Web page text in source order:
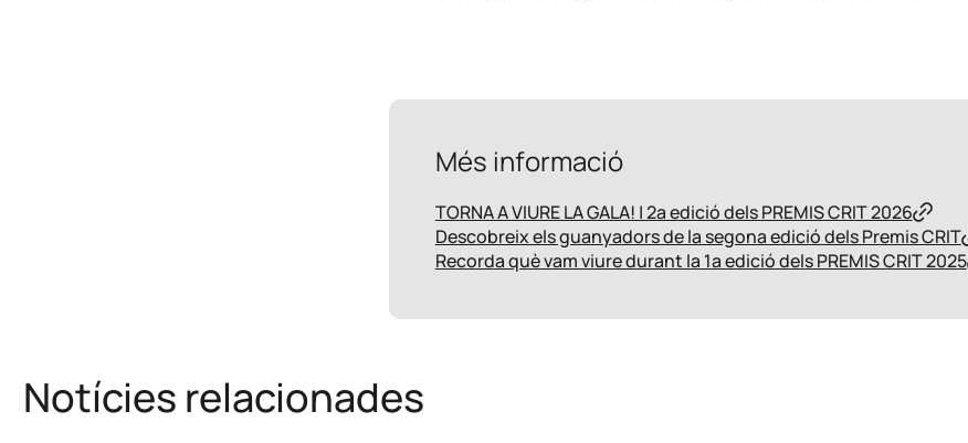
Més informació
TORNA A VIURE LA GALA! | 2a edició dels PREMIS CRIT 2026
Descobreix els guanyadors de la segona edició dels Premis CRIT
Recorda què vam viure durant la 1a edició dels PREMIS CRIT 2025
Notícies relacionades